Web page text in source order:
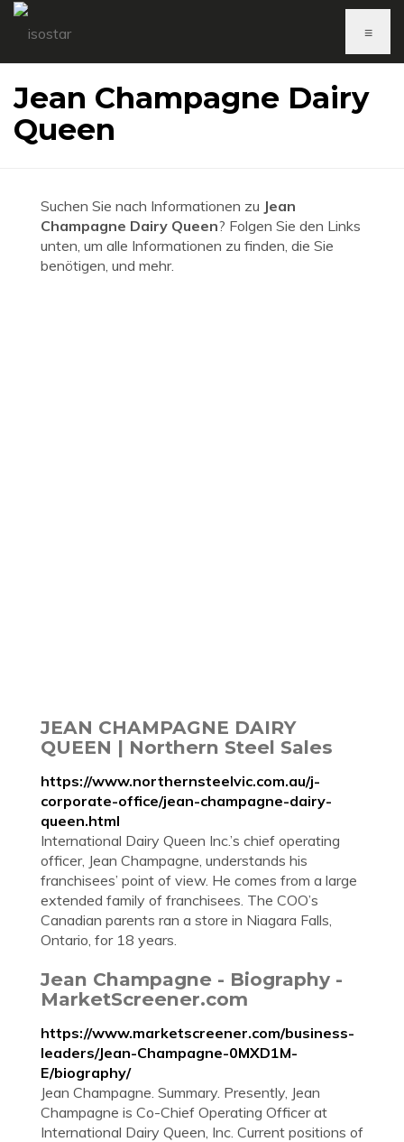
≡
Jean Champagne Dairy
Queen
Suchen Sie nach Informationen zu Jean
Champagne Dairy Queen? Folgen Sie den Links
unten, um alle Informationen zu finden, die Sie
benötigen, und mehr.
JEAN CHAMPAGNE DAIRY
QUEEN | Northern Steel Sales
https://www.northernsteelvic.com.au/j-
corporate-office/jean-champagne-dairy-
queen.html
International Dairy Queen Inc.’s chief operating
officer, Jean Champagne, understands his
franchisees’ point of view. He comes from a large
extended family of franchisees. The COO’s
Canadian parents ran a store in Niagara Falls,
Ontario, for 18 years.
Jean Champagne - Biography -
MarketScreener.com
https://www.marketscreener.com/business-
leaders/Jean-Champagne-0MXD1M-
E/biography/
Jean Champagne. Summary. Presently, Jean
Champagne is Co-Chief Operating Officer at
International Dairy Queen, Inc. Current positions of